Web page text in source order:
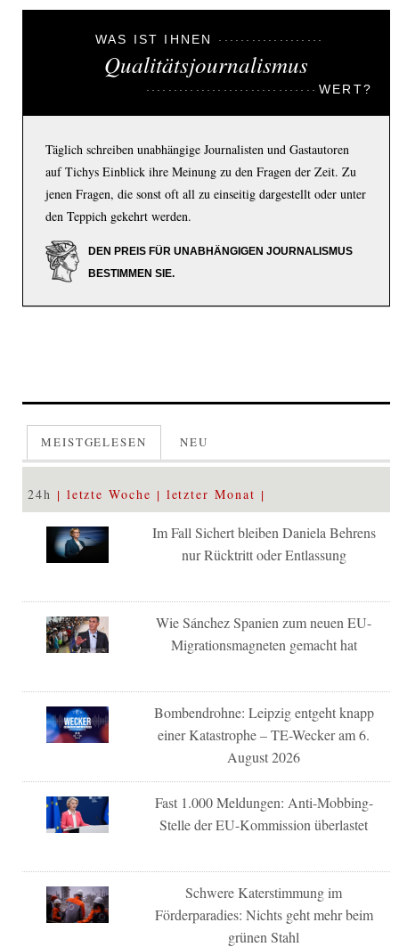
WAS IST IHNEN
Qualitätsjournalismus
WERT?
Täglich schreiben unabhängige Journalisten und Gastautoren
auf Tichys Einblick ihre Meinung zu den Fragen der Zeit. Zu
jenen Fragen, die sonst oft all zu einseitig dargestellt oder unter
den Teppich gekehrt werden.
DEN PREIS FÜR UNABHÄNGIGEN JOURNALISMUS
BESTIMMEN SIE.
MEISTGELESEN NEU
24h letzte Woche letzter Monat
Im Fall Sichert bleiben Daniela Behrens
nur Rücktritt oder Entlassung
Wie Sánchez Spanien zum neuen EU-
Migrationsmagneten gemacht hat
Bombendrohne: Leipzig entgeht knapp
einer Katastrophe – TE-Wecker am 6.
August 2026
Fast 1.000 Meldungen: Anti-Mobbing-
Stelle der EU-Kommission überlastet
Schwere Katerstimmung im
Förderparadies: Nichts geht mehr beim
grünen Stahl